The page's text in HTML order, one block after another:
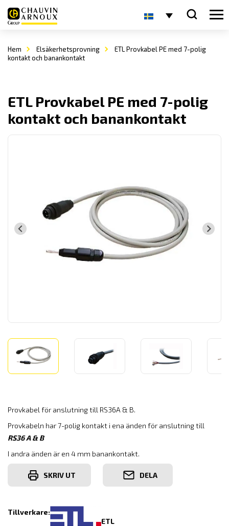
Hem Elsäkerhetsprovning
ETL Provkabel PE med 7-polig
kontakt och banankontakt
ETL Provkabel PE med 7-polig
kontakt och banankontakt
Provkabel för anslutning till RS36A & B.
Provkabeln har 7-polig kontakt i ena änden för anslutning till
RS36 A & B
I andra änden är en 4 mm banankontakt.
SKRIV UT DELA
Tillverkare:
ETL